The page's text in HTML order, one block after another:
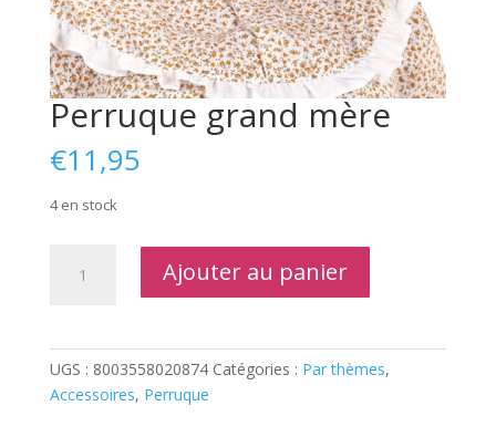
Perruque grand mère
€11,95
4 en stock
Ajouter au panier
UGS : 8003558020874 Catégories : Par thèmes,
Accessoires, Perruque